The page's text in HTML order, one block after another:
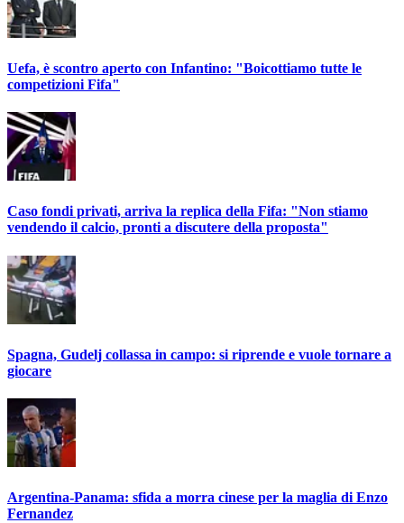
Uefa, è scontro aperto con Infantino: "Boicottiamo tutte le
competizioni Fifa"
Caso fondi privati, arriva la replica della Fifa: "Non stiamo
vendendo il calcio, pronti a discutere della proposta"
Spagna, Gudelj collassa in campo: si riprende e vuole tornare a
giocare
Argentina-Panama: sfida a morra cinese per la maglia di Enzo
Fernandez